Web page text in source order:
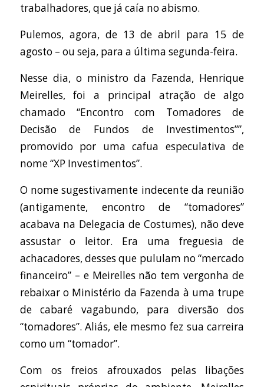
trabalhadores, que já caía no abismo.
Pulemos, agora, de 13 de abril para 15 de
agosto – ou seja, para a última segunda-feira.
Nesse dia, o ministro da Fazenda, Henrique
Meirelles, foi a principal atração de algo
chamado “Encontro com Tomadores de
Decisão de Fundos de Investimentos””,
promovido por uma cafua especulativa de
nome “XP Investimentos”.
O nome sugestivamente indecente da reunião
(antigamente, encontro de “tomadores”
acabava na Delegacia de Costumes), não deve
assustar o leitor. Era uma freguesia de
achacadores, desses que pululam no “mercado
financeiro” – e Meirelles não tem vergonha de
rebaixar o Ministério da Fazenda à uma trupe
de cabaré vagabundo, para diversão dos
“tomadores”. Aliás, ele mesmo fez sua carreira
como um “tomador”.
Com os freios afrouxados pelas libações